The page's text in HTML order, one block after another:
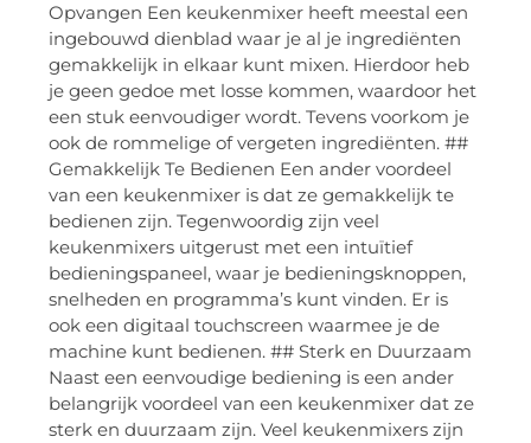
Opvangen Een keukenmixer heeft meestal een
ingebouwd dienblad waar je al je ingrediënten
gemakkelijk in elkaar kunt mixen. Hierdoor heb
je geen gedoe met losse kommen, waardoor het
een stuk eenvoudiger wordt. Tevens voorkom je
ook de rommelige of vergeten ingrediënten. ##
Gemakkelijk Te Bedienen Een ander voordeel
van een keukenmixer is dat ze gemakkelijk te
bedienen zijn. Tegenwoordig zijn veel
keukenmixers uitgerust met een intuïtief
bedieningspaneel, waar je bedieningsknoppen,
snelheden en programma’s kunt vinden. Er is
ook een digitaal touchscreen waarmee je de
machine kunt bedienen. ## Sterk en Duurzaam
Naast een eenvoudige bediening is een ander
belangrijk voordeel van een keukenmixer dat ze
sterk en duurzaam zijn. Veel keukenmixers zijn